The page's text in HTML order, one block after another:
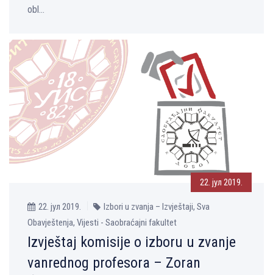
obl...
22. јул 2019.
22. јул 2019.
Izbori u zvanja – Izvještaji, Sva
Obavještenja, Vijesti - Saobraćajni fakultet
Izvještaj komisije o izboru u zvanje
vanrednog profesora – Zoran